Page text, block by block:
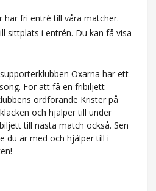
har fri entré till våra matcher.
sittplats i entrén. Du kan få visa
Oxarna har ett
För att få en fribiljett
ordförande Krister på
och hjälper till under
till nästa match också. Sen
du är med och hjälper till i